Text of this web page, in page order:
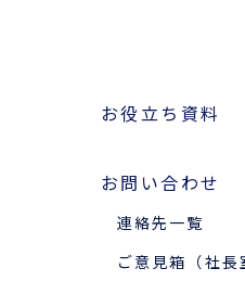
お役立ち資料
お問い合わせ
連絡先一覧
ご意見箱（社長